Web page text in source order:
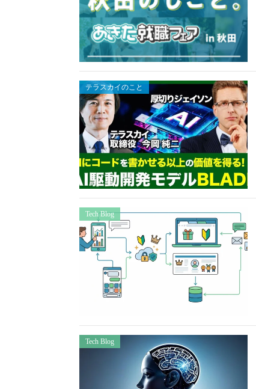
テラスカイのこと
Tech Blog
Tech Blog